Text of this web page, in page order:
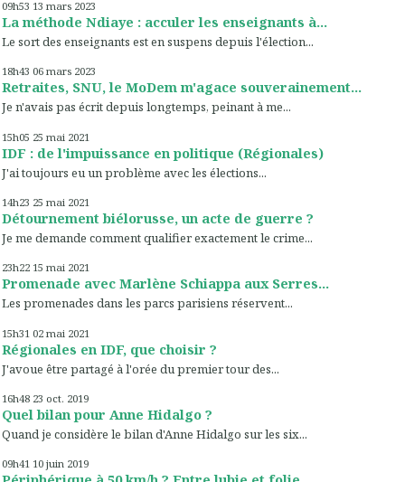
09h53 13 mars 2023
La méthode Ndiaye : acculer les enseignants à...
Le sort des enseignants est en suspens depuis l'élection...
18h43 06 mars 2023
Retraites, SNU, le MoDem m'agace souverainement...
Je n'avais pas écrit depuis longtemps, peinant à me...
15h05 25 mai 2021
IDF : de l'impuissance en politique (Régionales)
J'ai toujours eu un problème avec les élections...
14h23 25 mai 2021
Détournement biélorusse, un acte de guerre ?
Je me demande comment qualifier exactement le crime...
23h22 15 mai 2021
Promenade avec Marlène Schiappa aux Serres...
Les promenades dans les parcs parisiens réservent...
15h31 02 mai 2021
Régionales en IDF, que choisir ?
J'avoue être partagé à l'orée du premier tour des...
16h48 23 oct. 2019
Quel bilan pour Anne Hidalgo ?
Quand je considère le bilan d'Anne Hidalgo sur les six...
09h41 10 juin 2019